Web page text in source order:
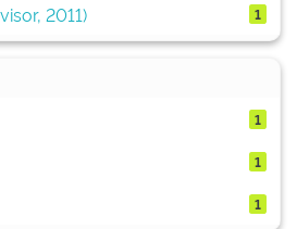
2011)
1
1
1
1